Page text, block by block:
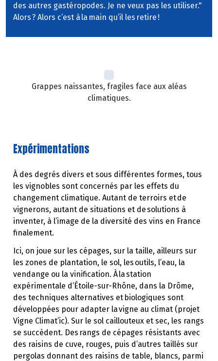
des autres gastéropodes. Je ne veux pas les utiliser."
Alors ? Alors c’est à la main qu’il les retire !
Grappes naissantes, fragiles face aux aléas
climatiques.
Expérimentations
À des degrés divers et sous différentes formes, tous
les vignobles sont concernés par les effets du
changement climatique. Autant de terroirs et de
vignerons, autant de situations et de solutions à
inventer, à l’image de la diversité des vins en France
finalement.
Ici, on joue sur les cépages, sur la taille, ailleurs sur
les zones de plantation, le sol, les outils, l’eau, la
vendange ou la vinification. À la station
expérimentale d’Étoile-sur-Rhône, dans la Drôme,
des techniques alternatives et biologiques sont
développées pour adapter la vigne au climat (projet
Vigne Climat’ic). Sur le sol caillouteux et sec, les rangs
se succèdent. Des rangs de cépages résistants avec
des raisins de cuve, rouges, puis d’autres taillés sur
pergolas donnant des raisins de table, blancs, parmi